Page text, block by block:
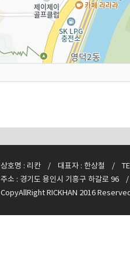
상호명 : 리칸 / 대표자 : 한상철 /
주소 : 경기도 용인시 기흥구 하갈로
CopyAllRight RICKHAN 2016